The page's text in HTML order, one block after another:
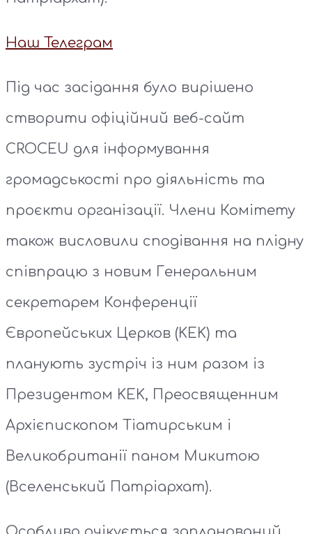
Наш Телеграм
Під час засідання було вирішено
створити офіційний веб-сайт
CROCEU для інформування
громадськості про діяльність та
проєкти організації. Члени Комітету
також висловили сподівання на плідну
співпрацю з новим Генеральним
секретарем Конференції
Європейських Церков (KEK) та
планують зустріч із ним разом із
Президентом KEK, Преосвященним
Архієпископом Тіатирським і
Великобританії паном Микитою
(Вселенський Патріархат).